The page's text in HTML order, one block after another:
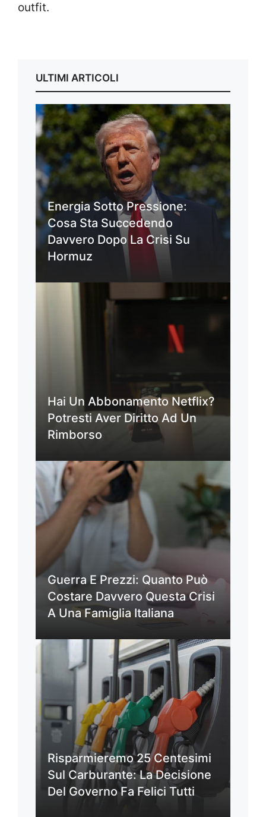
outfit.
ULTIMI ARTICOLI
Energia Sotto Pressione:
Cosa Sta Succedendo
Davvero Dopo La Crisi Su
Hormuz
Hai Un Abbonamento Netflix?
Potresti Aver Diritto Ad Un
Rimborso
Guerra E Prezzi: Quanto Può
Costare Davvero Questa Crisi
A Una Famiglia Italiana
Risparmieremo 25 Centesimi
Sul Carburante: La Decisione
Del Governo Fa Felici Tutti